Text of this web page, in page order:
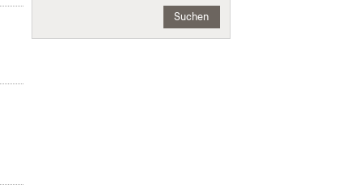
Suchen